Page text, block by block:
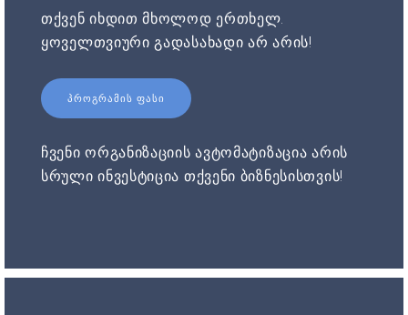
თქვენ იხდით მხოლოდ ერთხელ.
ყოველთვიური გადასახადი არ არის!
ᲞᲠᲝᲒᲠᲐᲛᲘᲡ ᲤᲐᲡᲘ
ჩვენი ორგანიზაციის ავტომატიზაცია არის
სრული ინვესტიცია თქვენი ბიზნესისთვის!